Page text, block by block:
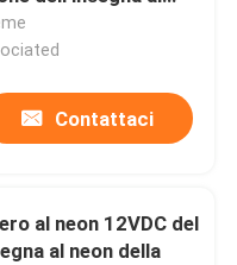
Antivari
Contattaci
al neon 12VDC del
al neon della